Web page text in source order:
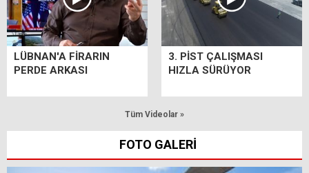
LÜBNAN'A FİRARIN
PERDE ARKASI
3. PİST ÇALIŞMASI
HIZLA SÜRÜYOR
Tüm Videolar »
FOTO GALERİ